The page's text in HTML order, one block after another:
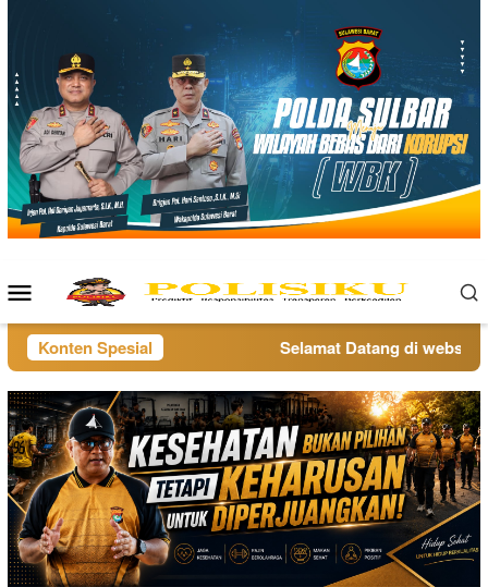
Menu
Mobile
Konten Spesial Selamat Datang di website